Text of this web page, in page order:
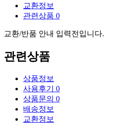
교환정보
관련상품 0
교환/반품 안내 입력전입니다.
관련상품
상품정보
사용후기 0
상품문의 0
배송정보
교환정보